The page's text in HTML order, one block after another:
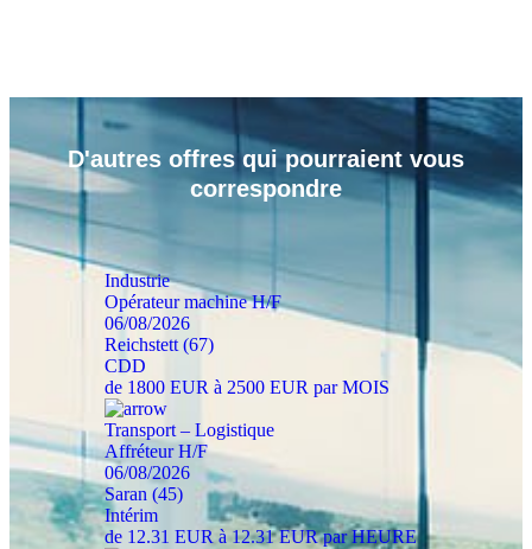
D'autres offres qui pourraient vous
correspondre
Industrie
Opérateur machine H/F
06/08/2026
Reichstett (67)
CDD
de 1800 EUR à 2500 EUR par MOIS
Transport – Logistique
Affréteur H/F
06/08/2026
Saran (45)
Intérim
de 12.31 EUR à 12.31 EUR par HEURE